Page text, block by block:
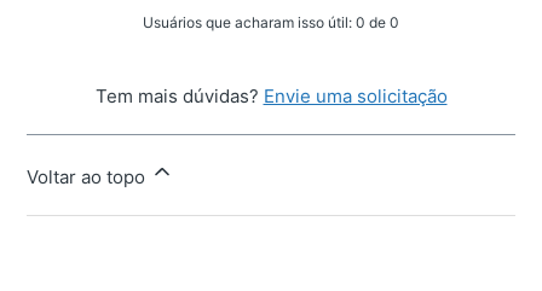
Usuários que acharam isso útil: 0 de 0
Tem mais dúvidas? Envie uma solicitação
Voltar ao topo